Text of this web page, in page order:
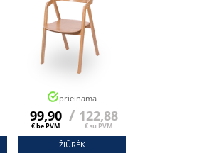
prieinama
99,90
€ be PVM
/ 122,88
€ su PVM
ŽIŪRĖK